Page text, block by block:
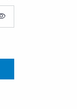
AFFICHER LE MOT